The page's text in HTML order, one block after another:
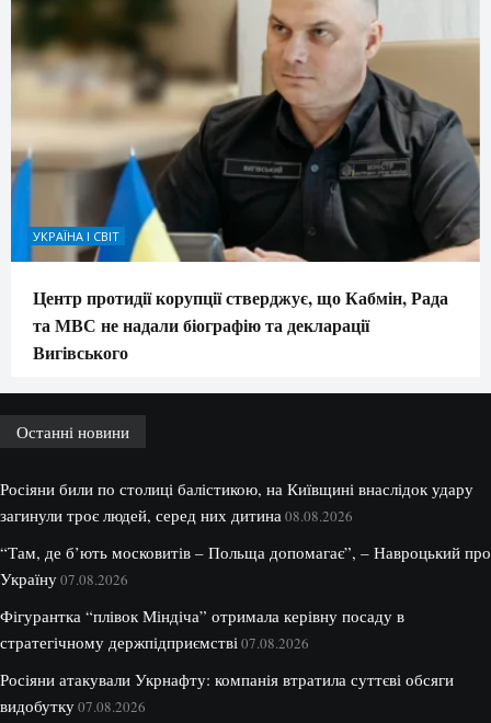
УКРАЇНА І СВІТ
Центр протидії корупції стверджує, що Кабмін, Рада
та МВС не надали біографію та декларації
Вигівського
Останні новини
Росіяни били по столиці балістикою, на Київщині внаслідок удару
загинули троє людей, серед них дитина08.08.2026
“Там, де б’ють московитів – Польща допомагає”, – Навроцький про
Україну07.08.2026
Фігурантка “плівок Міндіча” отримала керівну посаду в
стратегічному держпідприємстві07.08.2026
Росіяни атакували Укрнафту: компанія втратила суттєві обсяги
видобутку07.08.2026